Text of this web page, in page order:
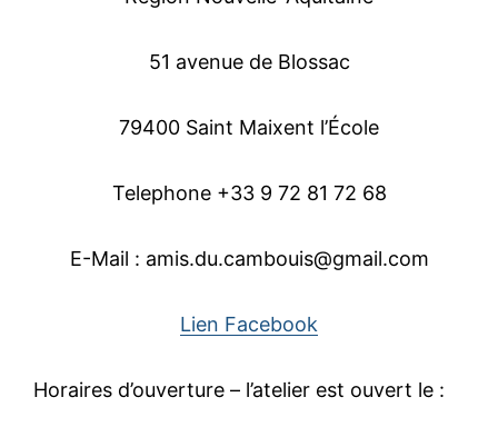
51 avenue de Blossac
79400 Saint Maixent l’École
Telephone +33 9 72 81 72 68
E-Mail : amis.du.cambouis@gmail.com
Lien Facebook
Horaires d’ouverture – l’atelier est ouvert le :